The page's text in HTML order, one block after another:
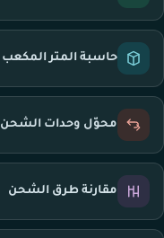
حاسبة المتر المكعب CBM
محوّل وحدات الشحن
مقارنة طرق الشحن